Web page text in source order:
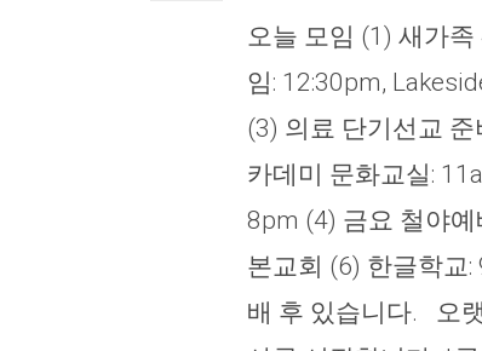
오늘 모임 (1) 새가
임: 12:30pm,
(3) 의료 단기선교
카데미 문화교실:
8pm (4) 금요 철야
본교회 (6) 한글학교
배 후 있습니다. 오